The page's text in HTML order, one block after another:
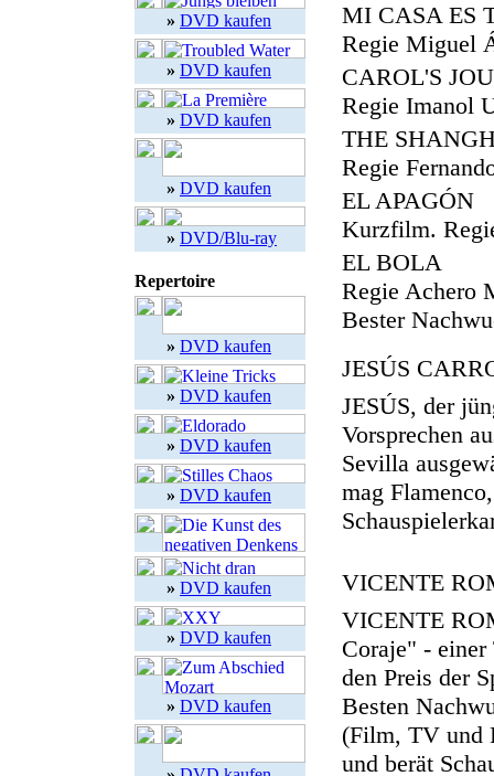
» DVD kaufen
» DVD kaufen
» DVD kaufen
» DVD kaufen
» DVD/Blu-ray
Repertoire
» DVD kaufen
» DVD kaufen
» DVD kaufen
» DVD kaufen
» DVD kaufen
» DVD kaufen
» DVD kaufen
MI CASA ES
Regie Miguel
CAROL'S
Regie Imanol
THE
Regie
EL APAGÓN
Kurzfilm.
EL BOLA
Regie Achero
Bester
JESÚS
JESÚS, der
Vorsprechen
Sevilla
mag
VICENTE
VICENTE
Coraje" -
den Preis der
Besten
(Film, TV und
und berät